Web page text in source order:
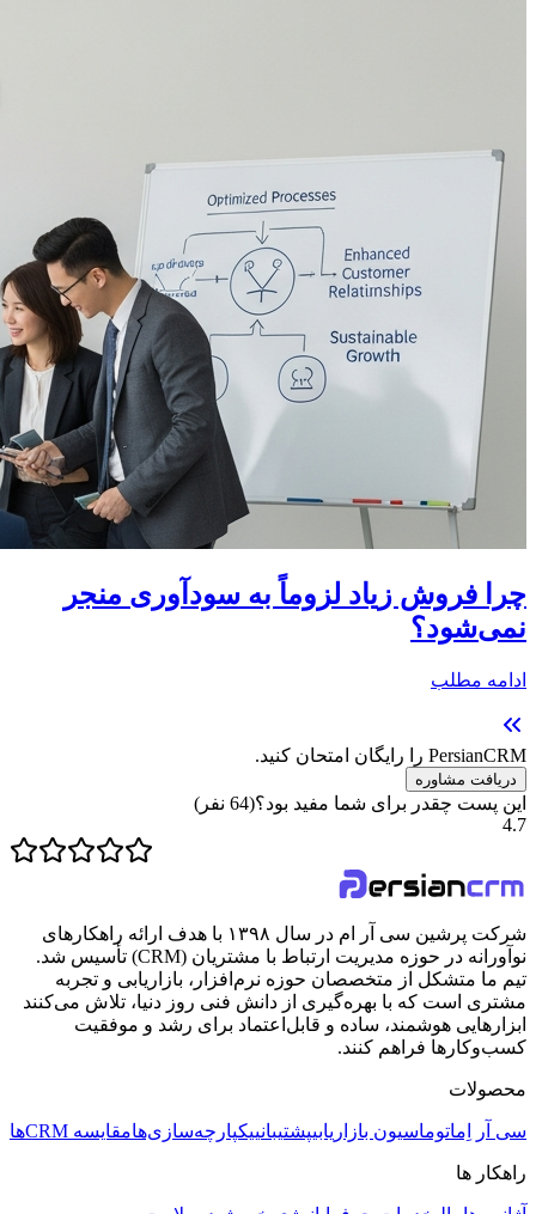
چرا فروش زیاد لزوماً به سودآوری منجر
نمی‌شود؟
ادامه مطلب
PersianCRM را رایگان امتحان کنید.
دریافت مشاوره
این پست چقدر برای شما مفید بود؟(
64 نفر)
4.7
شرکت پرشین سی آر ام در سال ۱۳۹۸ با هدف ارائه راهکارهای
نوآورانه در حوزه مدیریت ارتباط با مشتریان (CRM) تأسیس شد.
تیم ما متشکل از متخصصان حوزه نرم‌افزار، بازاریابی و تجربه
مشتری است که با بهره‌گیری از دانش فنی روز دنیا، تلاش می‌کنند
ابزارهایی هوشمند، ساده و قابل‌اعتماد برای رشد و موفقیت
کسب‌وکارها فراهم کنند.
محصولات
سی آر اِماتوماسیون بازاریابیپشتیبانییکپارچه‌سازی‌هامقایسه CRMها
راهکار ها